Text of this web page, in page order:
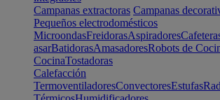
Campanas extractoras Campanas
Pequeños electrodomésticos
MicroondasFreidorasAspiradores
asarBatidorasAmasadoresRobots de
CocinaTostadoras
Calefacción
TermoventiladoresConvectoresEstufas